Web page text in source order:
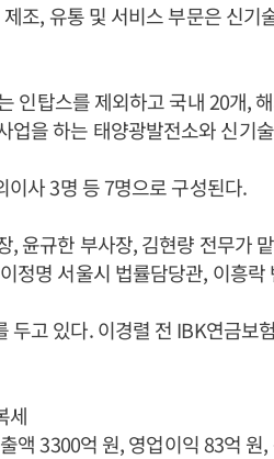
조, 유통 및 서비스 부문은 신기
인탑스를 제외하고 국내 20개,
업을 하는 태양광발전소와 신기
사 3명 등 7명으로 구성된다.
, 윤규한 부사장, 김현량 전무가
정명 서울시 법률담당관, 이흥락
두고 있다. 이경렬 전 IBK연금보
세
액 3300억 원, 영업이익 83억 원